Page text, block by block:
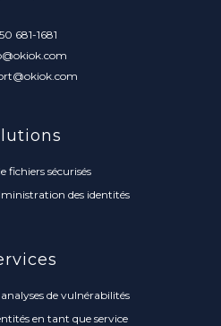
681-1681
fichiers sécurisés
des identités
de vulnérabilités
en tant que service